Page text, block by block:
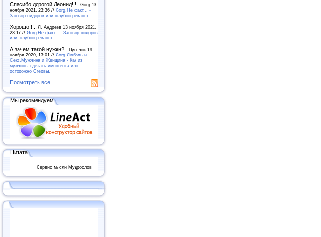
Спасибо дорогой Леонид!!!.. Gorg 13
ноября 2021, 23:36 // Gorg.Не факт... -
Заговор пидоров или голубой реванш…
Хорошо!!!..
Л. Андреев 13 ноября 2021,
23:17 // Gorg.Не факт... - Заговор пидоров
или голубой реванш…
А зачем такой нужен?.. Пупсчик 19
ноября 2020, 13:01 // Gorg.Любовь и
Секс.Мужчина и Женщина - Как из
мужчины сделать импотента или
осторожно Стервы.
Посмотреть все
Мы рекомендуем
Цитата
Сервис мысли Мудрослов